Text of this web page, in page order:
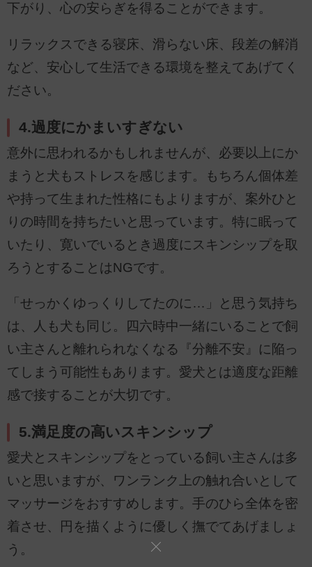
下がり、心の安らぎを得ることができます。
リラックスできる寝床、滑らない床、段差の解消
など、安心して生活できる環境を整えてあげてく
ださい。
4.過度にかまいすぎない
意外に思われるかもしれませんが、必要以上にか
まうと犬もストレスを感じます。もちろん個体差
や持って生まれた性格にもよりますが、案外ひと
りの時間を持ちたいと思っています。特に眠って
いたり、寛いでいるとき過度にスキンシップを取
ろうとすることはNGです。
「せっかくゆっくりしてたのに…」と思う気持ち
は、人も犬も同じ。四六時中一緒にいることで飼
い主さんと離れられなくなる『分離不安』に陥っ
てしまう可能性もあります。愛犬とは適度な距離
感で接することが大切です。
5.満足度の高いスキンシップ
愛犬とスキンシップをとっている飼い主さんは多
いと思いますが、ワンランク上の触れ合いとして
マッサージをおすすめします。手のひら全体を密
着させ、円を描くように優しく撫でてあげましょ
う。